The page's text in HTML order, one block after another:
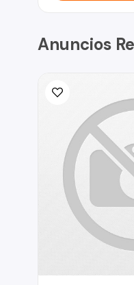
Anuncios